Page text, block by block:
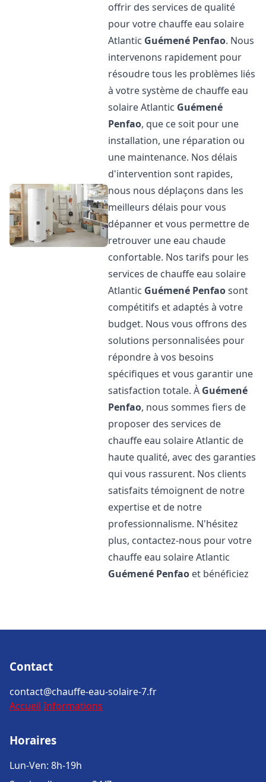
offrir des services de qualité
pour votre chauffe eau solaire
Atlantic Guémené Penfao. Nous
intervenons rapidement pour
résoudre tous les problèmes liés
à votre système de chauffe eau
solaire Atlantic Guémené
Penfao, que ce soit pour une
installation, une réparation ou
une maintenance. Nos délais
d'intervention sont rapides,
nous nous déplaçons dans les
meilleurs délais pour vous
dépanner et vous permettre de
retrouver une eau chaude
confortable. Nos tarifs pour les
services de chauffe eau solaire
Atlantic Guémené Penfaosont
compétitifs et adaptés à votre
budget. Nous vous offrons des
solutions personnalisées pour
répondre à vos besoins
spécifiques et vous garantir une
satisfaction totale. À Guémené
Penfao, nous sommes fiers de
proposer des services de
chauffe eau solaire Atlantic de
haute qualité, avec des garanties
qui vous rassurent. Nos clients
satisfaits témoignent de notre
expertise et de notre
professionnalisme. N'hésitez
plus, contactez-nous pour votre
chauffe eau solaire Atlantic
Guémené Penfao et bénéficiez
Contact
contact@chauffe-eau-solaire-7.fr
Accueil Informations
Horaires
Lun-Ven: 8h-19h